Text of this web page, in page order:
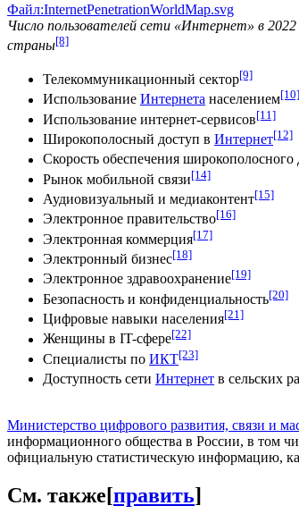
Файл:InternetPenetrationWorldMap.svg
Число пользователей сети «Интернет» в
страны[8]
Телекоммуникационный сектор[9]
Использование Интернета населением[10]
Использование интернет-сервисов[11]
Широкополосный доступ в Интернет[12]
Скорость обеспечения широкополосного
Рынок мобильной связи[14]
Аудиовизуальный и медиаконтент[15]
Электронное правительство[16]
Электронная коммерция[17]
Электронный бизнес[18]
Электронное здравоохранение[19]
Безопасность и конфиденциальность[20]
Цифровые навыки населения[21]
Женщины в IT-сфере[22]
Специалисты по ИКТ[23]
Доступность сети Интернет в сельских
Министерство цифрового развития, связи и
информационного общества в России, в том
официальную статистическую информацию,
См. также[править]